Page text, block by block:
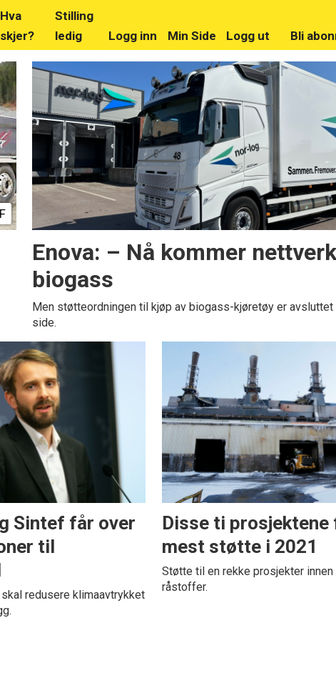
Hva
skjer?
Stilling
ledig
Logg inn Min Side Logg ut Bli
Enova: – Nå kommer
biogass
Men støtteordningen til kjøp av biogass-kjøretøy er avsluttet
side.
Sintef får over
til
redusere klimaavtrykket
Disse ti prosjektene
mest støtte i 2021
Støtte til en rekke prosjekter
råstoffer.